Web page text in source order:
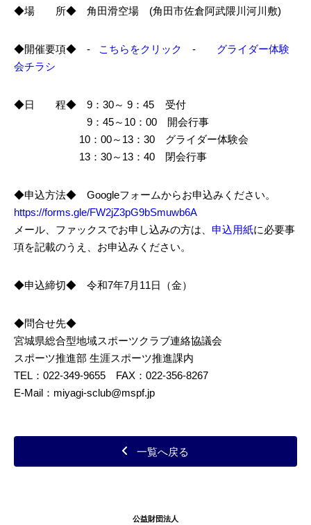
◆場 所◆ 角田滑空場 (角田市佐倉阿武隈川河川敷)
◆開催要項◆ - こちらをクリック - グライダー体験
会チラシ
◆日 程◆ 9：30～ 9：45 受付
9：45～10：00 開会行事
10：00～13：30 グライダー体験会
13：30～13：40 閉会行事
◆申込方法◆ Googleフォームからお申込みください。
https://forms.gle/FW2jZ3pG9bSmuwb6A
メール、ファックスでお申し込みの方は、 申込用紙に必要事
項を記載のうえ、お申込みください。
◆申込締切◆ 令和7年7月11日（金）
◆問合せ先◆
宮城県総合型地域スポーツクラブ連絡協議会
スポーツ推進部 生涯スポーツ推進課内
TEL：022-349-9655 FAX：022-356-8267
E-Mail：miyagi-sclub@mspf.jp
一覧へ戻る
公益財団法人